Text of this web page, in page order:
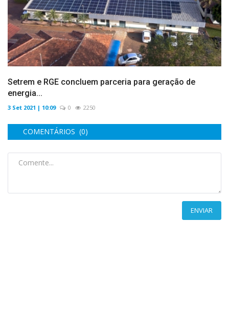
Setrem e RGE concluem parceria para geração de
energia...
3 Set 2021 | 10:09 0 2250
COMENTÁRIOS (0)
ENVIAR